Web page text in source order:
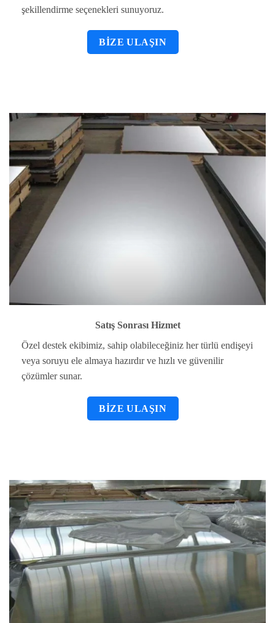
şekillendirme seçenekleri sunuyoruz.
BIZE ULAŞIN
Satış Sonrası Hizmet
Özel destek ekibimiz, sahip olabileceğiniz her türlü endişeyi
veya soruyu ele almaya hazırdır ve hızlı ve güvenilir
çözümler sunar.
BIZE ULAŞIN